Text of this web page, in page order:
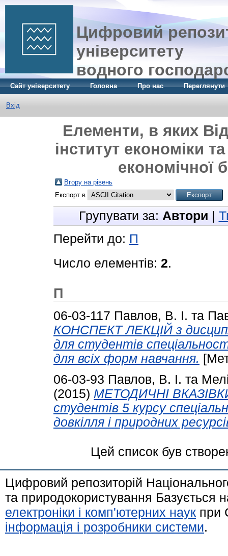
Цифровий
університету
водного
Сайт університету Головна Про нас Переглянути
Вхід
Елементи, в яких
інститут економіки
економічної
Вгору на рівень
Експорт в
Групувати за: Автори
Перейти до: П
Число елементів: 2.
П
06-03-117 Павлов, В. І. та
КОНСПЕКТ ЛЕКЦІЙ з
для студентів
для всіх форм навчання.
06-03-93 Павлов, В. І. та
(2015) МЕТОДИЧНІ
студентів 5 курсу
довкілля і природних
Цей список був
Цифровий репозиторій
та природокористування Базується
електроніки і комп'ютерних наук при
інформація і розробники системи.